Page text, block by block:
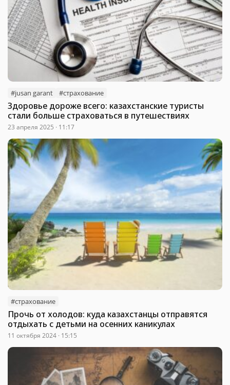
#jusan garant #страхование
Здоровье дороже всего: казахстанские туристы
стали больше страховаться в путешествиях
23 апреля 2025 · 11:17
#страхование
Прочь от холодов: куда казахстанцы отправятся
отдыхать с детьми на осенних каникулах
11 октября 2024 · 15:15